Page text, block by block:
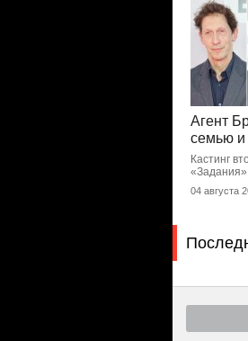
Агент
семью и
Кастинг
«Задания»
04 августа